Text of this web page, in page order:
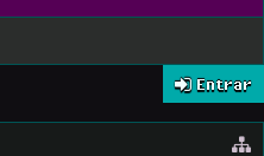
Entrar